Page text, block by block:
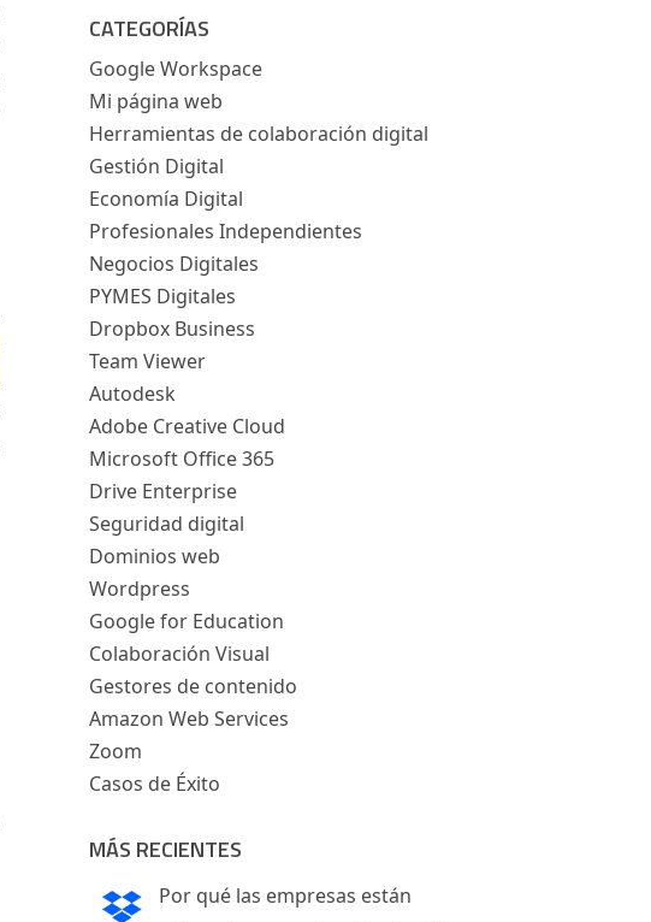
CATEGORÍAS
Google Workspace
Mi página web
Herramientas de colaboración digital
Gestión Digital
Economía Digital
Profesionales Independientes
Negocios Digitales
PYMES Digitales
Dropbox Business
Team Viewer
Autodesk
Adobe Creative Cloud
Microsoft Office 365
Drive Enterprise
Seguridad digital
Dominios web
Wordpress
Google for Education
Colaboración Visual
Gestores de contenido
Amazon Web Services
Zoom
Casos de Éxito
MÁS RECIENTES
Por qué las empresas están